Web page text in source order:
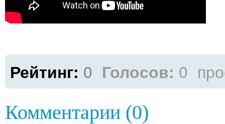
Рейтинг: 0 Голосов: 0
Комментарии (0)